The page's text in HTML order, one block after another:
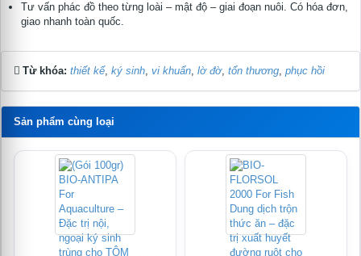
Tư vấn phác đồ theo từng loài – mật độ – giai đoạn nuôi. Có hóa đơn,
giao nhanh toàn quốc.
Từ khóa: thiết kế, ký sinh, vi khuẩn, lờ đờ, tổn thương, phục hồi
Sản phẩm cùng loại